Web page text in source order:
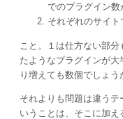
でのプラグイン数
それぞれのサイ
こと。１は仕方ない部
たようなプラグインが
り増えても数個でしょう
それよりも問題は違う
いうことは、そこに加え